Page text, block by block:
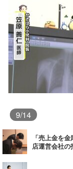
9/14
「売上金を
店運営会社の